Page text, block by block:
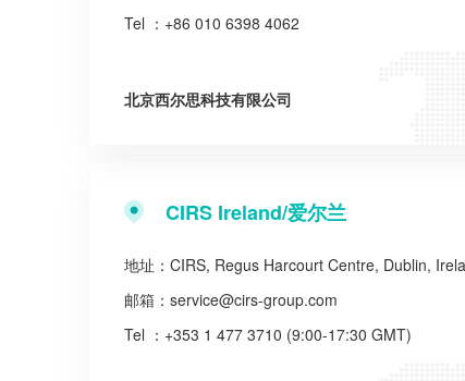
Tel ：+86 010 6398 4062
北京西尔思科技有限公司
CIRS Ireland/爱尔兰
地址：CIRS, Regus Harcourt Centre, Dublin,
邮箱： service@cirs-group.com
Tel ：+353 1 477 3710 (9:00-17:30 GMT)